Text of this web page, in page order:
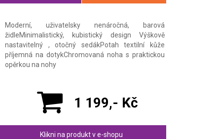
Moderní, uživatelsky nenáročná, barová
židleMinimalistický, kubistický design Výškově
nastavitelný , otočný sedákPotah textilní kůže
příjemná na dotykChromovaná noha s praktickou
opěrkou na nohy
1 199,- Kč
Klikni na produkt v e-shopu